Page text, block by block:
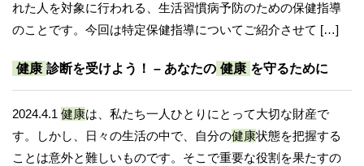
れた人を対象に行われる、生活習慣病予防のための保健指導
のことです。今回は特定保健指導についてご紹介させて […]
健康 診断を受けよう！ – あなたの 健康 を守るために
2024.4.1 健康は、私たち一人ひとりにとって大切な財産で
す。しかし、日々の生活の中で、自分の健康状態を把握する
ことは意外と難しいものです。そこで重要な役割を果たすの